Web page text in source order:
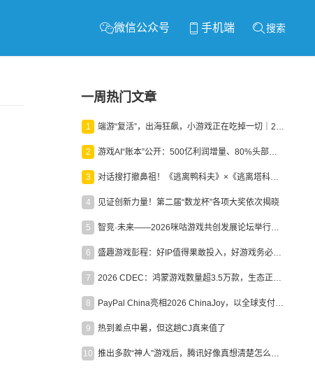
微信公众号 手机端 搜索
一周热门文章
1 端游“复活”，出海狂飙，小游戏正在吃掉一切｜2026上半年产业报告
2 游戏AI“账本”公开：500亿利润增量、80%头部入局，谁在闷声发财？
3 对话搜打撤鼻祖！《逃离鸭科夫》×《逃离塔科夫》官方线下沙龙落幕
4 见证创新力量！第二届“数龙杯”各项大奖依次揭晓
5 智竞·未来——2026咪咕游戏共创发展论坛举行：聚力精品内容、AI创作与电竞生态，共建高品质益智健康游戏社区
6 盛趣游戏彭程：好IP值得果敢投入，好游戏务必长效经营
7 2026 CDEC：鸿蒙游戏数量超3.5万款，生态正循环加速产业高质量发展
8 PayPal China亮相2026 ChinaJoy，以全球支付能力助力中国游戏企业深化全球运营
9 热到差点中暑，但这趟CJ真来值了
10 推出多款“神人”游戏后，腾讯好像真想清楚怎么做二次元了